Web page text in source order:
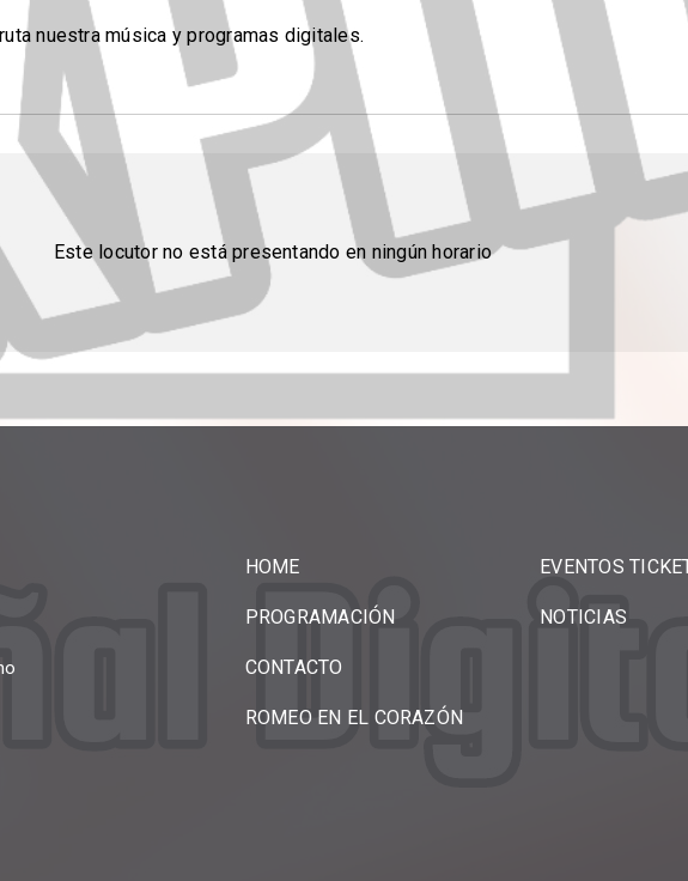
nuestra música y programas digitales.
Este locutor no está presentando en ningún horario
HOME
PROGRAMACIÓN
CONTACTO
ROMEO EN EL CORAZÓN
EVENTOS
NOTICIAS